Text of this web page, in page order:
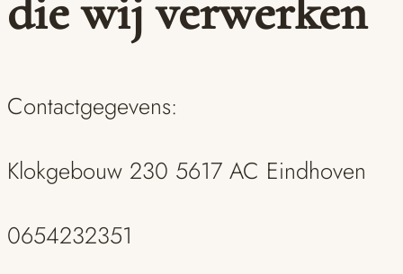
Contactgegevens:
Klokgebouw 230 5617 AC Eindhoven
0654232351